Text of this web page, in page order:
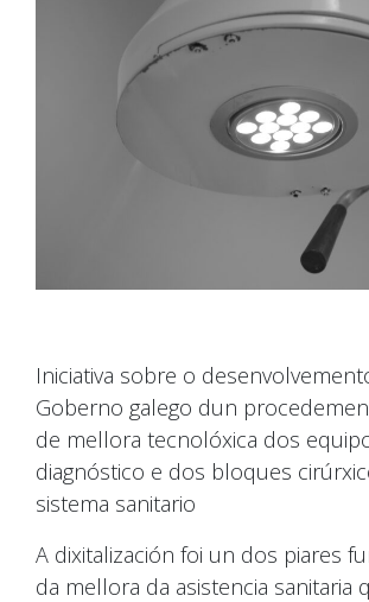
Iniciativa sobre o
Goberno galego dun
de mellora tecnolóxica dos
diagnóstico e dos bloques
sistema sanitario
A dixitalización foi un dos piares
da mellora da asistencia sanitaria